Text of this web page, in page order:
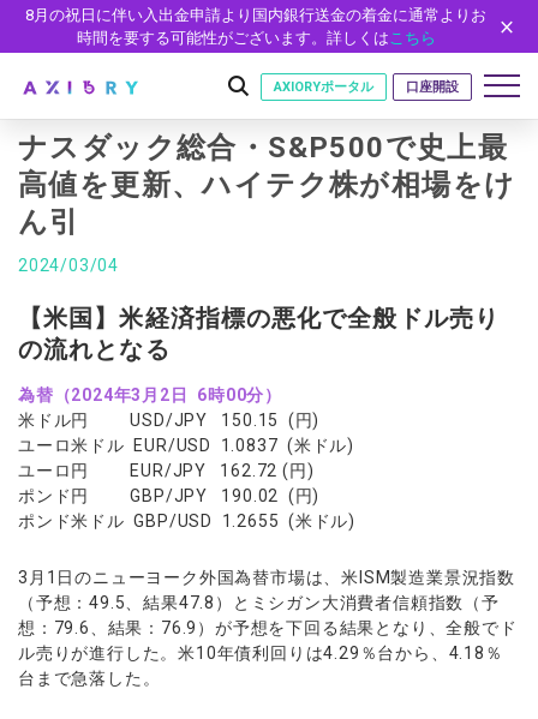
8月の祝日に伴い入出金申請より国内銀行送金の着金に通常よりお
時間を要する可能性がございます。詳しくはこちら
はじめに
はじめに
安全性
取引
取引商品
FX（通貨ペア）
現物株式
ETF
株式CFD
株価指数CFD
エネルギーCFD
貴金属CFD
ソフトコモディティCFD
NEW
バトルCFD
取引条件
スプレッド・手数料
ゼロカットとロスカット
スワップとロールオーバー
入出金方法
レバレッジ
NEW
約定率
取引時間
取引計算シミュレーター
注文執行ポリシー
経済指標・予測カレンダー
口座
口座の種類
口座タイプ
法人のお客様
ゼロ口座
NEW
デモ口座
口座開設
口座開設フォーム
必要書類
開設方法
プラットフォーム
プラットフォーム
MT5
MT4
cTrader
AXIORYポータル
ツール
MT4/MT5 ヒストリカルデータ
EA(エキスパートアドバイザー)
カスタムインジケーター
ストライク インジケータ
MQLシグナル
NEW
通貨インデックス
パートナー
パートナーシップ・プログラム
イントロデュース・パートナープログラム（IP）
ニュース
ニュースリリース
マーケットニュース
コーポレートニュース
キャンペーン
トレードガイド
会社概要
会社概要
役員紹介
お問合せ
日本語
عربى
English
口座開設する
AXIORYポータル 口座開設
ナスダック総合・S&P500で史上最
高値を更新、ハイテク株が相場をけ
ん引
2024/03/04
【米国】米経済指標の悪化で全般ドル売り
の流れとなる
為替（2024年3月2日 6時00分）
米ドル円 USD/JPY 150.15 (円)
ユーロ米ドル EUR/USD 1.0837 (米ドル)
ユーロ円 EUR/JPY 162.72 (円)
ポンド円 GBP/JPY 190.02 (円)
ポンド米ドル GBP/USD 1.2655 (米ドル)
3月1日のニューヨーク外国為替市場は、米ISM製造業景況指数
（予想：49.5、結果47.8）とミシガン大消費者信頼指数（予
想：79.6、結果：76.9）が予想を下回る結果となり、全般でド
ル売りが進行した。米10年債利回りは4.29％台から、4.18％
台まで急落した。